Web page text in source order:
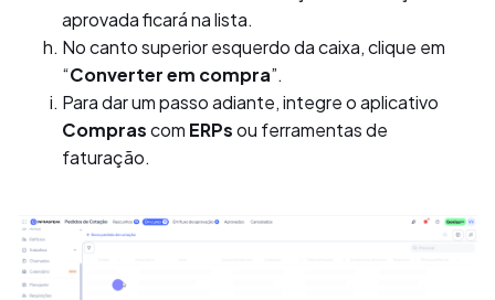
aprovada ficará na lista.
No canto superior esquerdo da caixa, clique em
“Converter em compra”.
Para dar um passo adiante, integre o aplicativo
Compras com ERPs ou ferramentas de
faturação.